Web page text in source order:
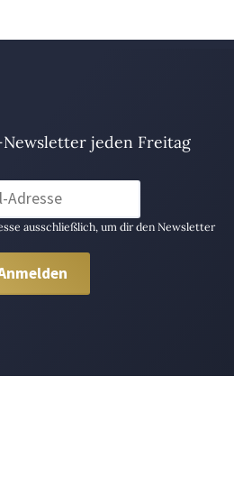
jeden Freitag
ausschließlich, um dir den Newsletter